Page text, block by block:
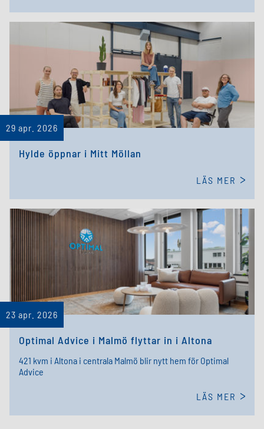
29 apr. 2026
Hylde öppnar i Mitt Möllan
LÄS MER
23 apr. 2026
Optimal Advice i Malmö flyttar in i Altona
421 kvm i Altona i centrala Malmö blir nytt hem för Optimal
Advice
LÄS MER